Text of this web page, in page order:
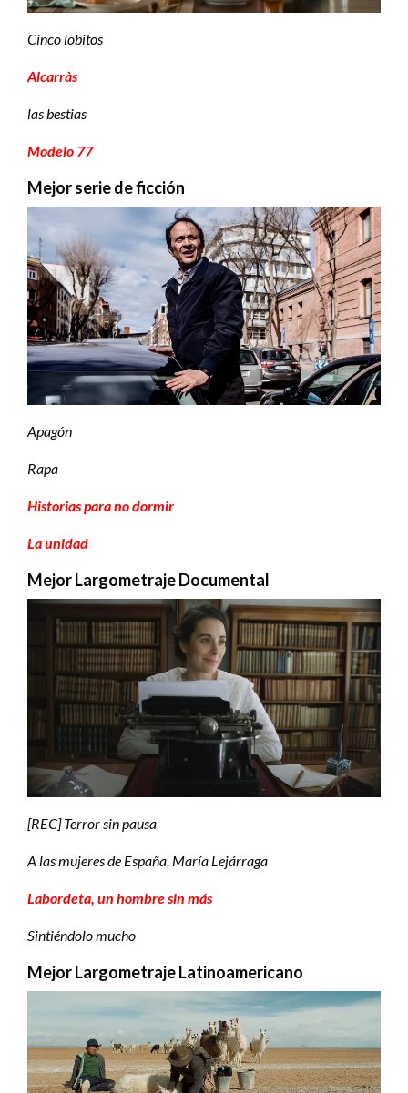
Cinco lobitos
Alcarràs
las bestias
Modelo 77
Mejor serie de ficción
Apagón
Rapa
Historias para no dormir
La unidad
Mejor Largometraje Documental
[REC] Terror sin pausa
A las mujeres de España, María Lejárraga
Labordeta, un hombre sin más
Sintiéndolo mucho
Mejor Largometraje Latinoamericano